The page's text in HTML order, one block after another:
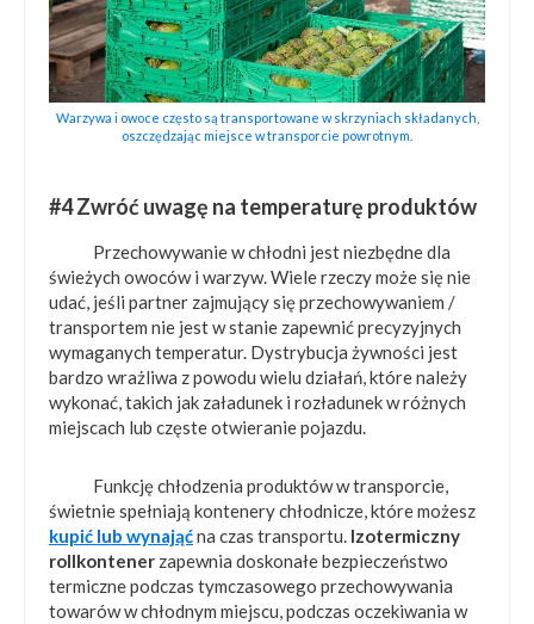
Warzywa i owoce często są transportowane w skrzyniach składanych,
oszczędzając miejsce w transporcie powrotnym.
#4 Zwróć uwagę na temperaturę produktów
Przechowywanie w chłodni jest niezbędne dla
świeżych owoców i warzyw. Wiele rzeczy może się nie
udać, jeśli partner zajmujący się przechowywaniem /
transportem nie jest w stanie zapewnić precyzyjnych
wymaganych temperatur. Dystrybucja żywności jest
bardzo wrażliwa z powodu wielu działań, które należy
wykonać, takich jak załadunek i rozładunek w różnych
miejscach lub częste otwieranie pojazdu.
Funkcję chłodzenia produktów w transporcie,
świetnie spełniają kontenery chłodnicze, które możesz
kupić lub wynająćna czas transportu. Izotermiczny
rollkontener zapewnia doskonałe bezpieczeństwo
termiczne podczas tymczasowego przechowywania
towarów w chłodnym miejscu, podczas oczekiwania w